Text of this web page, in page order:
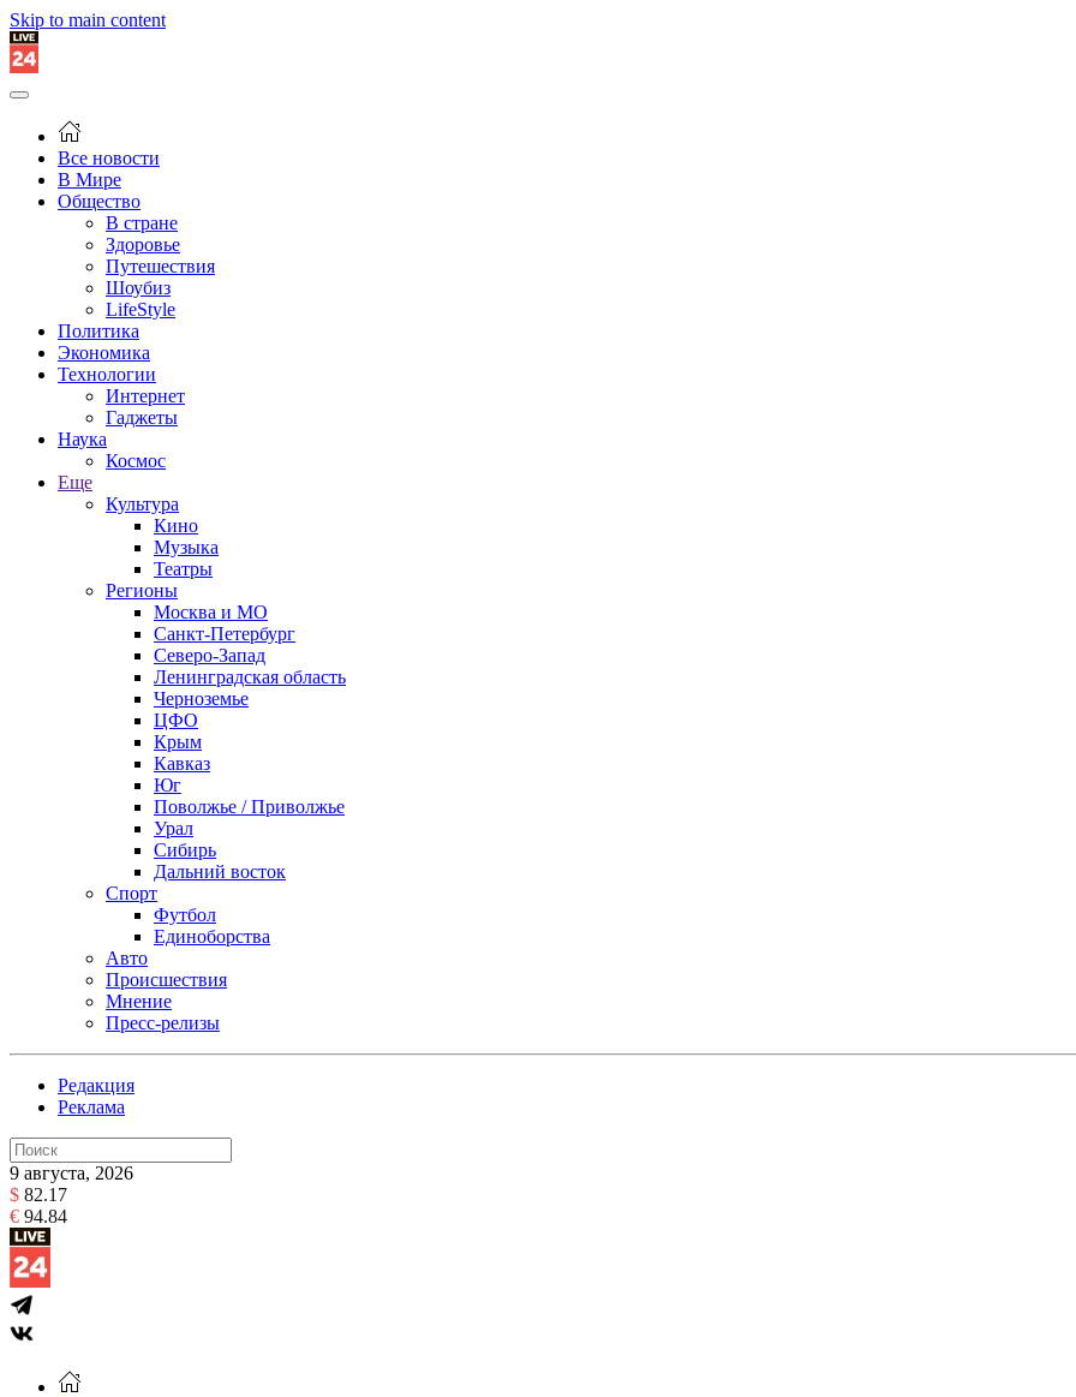
Skip to main content
Все новости
В Мире
Общество
В стране
Здоровье
Путешествия
Шоубиз
LifeStyle
Политика
Экономика
Технологии
Интернет
Гаджеты
Наука
Космос
Еще
Культура
Кино
Музыка
Театры
Регионы
Москва и МО
Санкт-Петербург
Северо-Запад
Ленинградская область
Черноземье
ЦФО
Крым
Кавказ
Юг
Поволжье / Приволжье
Урал
Сибирь
Дальний восток
Спорт
Футбол
Единоборства
Авто
Происшествия
Мнение
Пресс-релизы
Редакция
Реклама
9 августа, 2026
$ 82.17
€ 94.84